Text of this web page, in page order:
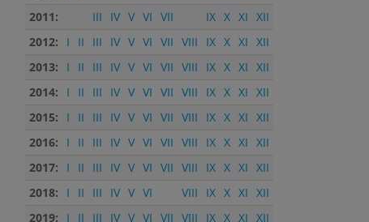
2011:
III IV V VI VII IX X XI XII
2012:
I II III IV V VI VII VIII IX X XI XII
2013:
I II III IV V VI VII VIII IX X XI XII
2014:
I II III IV V VI VII VIII IX X XI XII
2015:
I II III IV V VI VII VIII IX X XI XII
2016:
I II III IV V VI VII VIII IX X XI XII
2017:
I II III IV V VI VII VIII IX X XI XII
2018:
I II III IV V VI VIII IX X XI XII
2019:
I II III IV V VI VII VIII IX X XI XII